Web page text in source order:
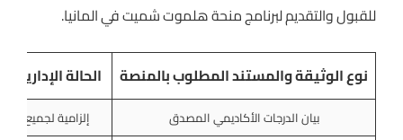
للقبول والتقديم لبرنامج منحة هلموت شميت في المانيا.
نوع الوثيقة والمستند المطلوب بالمنصة الحالة الإدارية
بيان الدرجات الأكاديمي المصدق إلزامية لجميع